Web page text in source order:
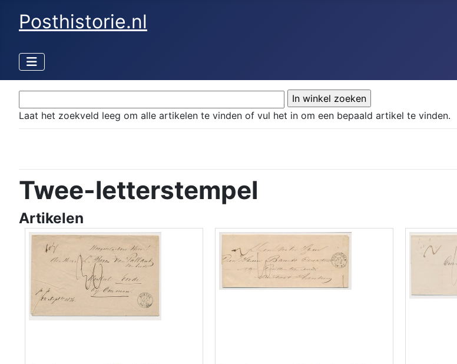
Posthistorie.nl
Laat het zoekveld leeg om alle artikelen te vinden of vul het in om een bepaald artikel te vinden.
Twee-letterstempel
Artikelen